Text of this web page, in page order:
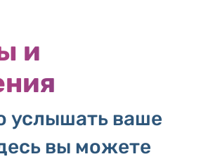
и
услышать ваше
вы можете